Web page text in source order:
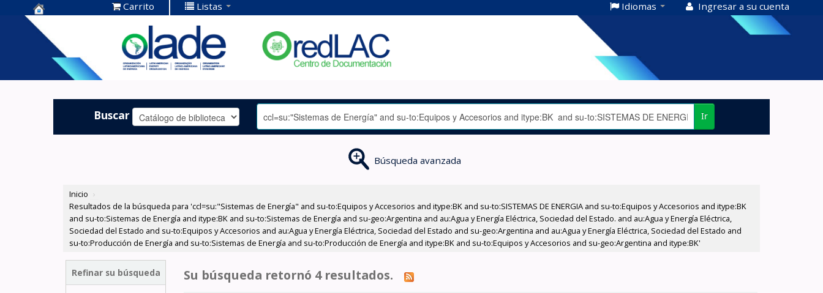
Centro de
Documentación
OLADE -
Carrito Listas Idiomas Ingresar a su cuenta
Buscar Ir
Búsqueda avanzada
Inicio ›
Resultados de la búsqueda para 'ccl=su:"Sistemas de Energía" and su-to:Equipos y Accesorios and itype:BK and su-to:SISTEMAS DE ENERGIA and su-to:Equipos y Accesorios and itype:BK
and su-to:Sistemas de Energía and itype:BK and su-to:Sistemas de Energía and su-geo:Argentina and au:Agua y Energía Eléctrica, Sociedad del Estado. and au:Agua y Energía Eléctrica,
Sociedad del Estado and su-to:Equipos y Accesorios and au:Agua y Energía Eléctrica, Sociedad del Estado and su-geo:Argentina and au:Agua y Energía Eléctrica, Sociedad del Estado and
su-to:Producción de Energía and su-to:Sistemas de Energía and su-to:Producción de Energía and itype:BK and su-to:Equipos y Accesorios and su-geo:Argentina and itype:BK'
Refinar su búsqueda Su búsqueda retornó 4 resultados.